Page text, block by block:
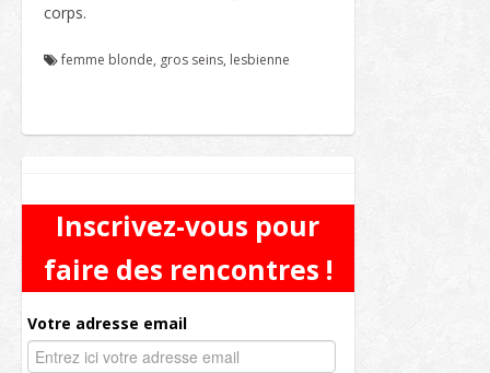
corps.
femme blonde, gros seins, lesbienne
Inscrivez-vous pour
faire des rencontres !
Votre adresse email